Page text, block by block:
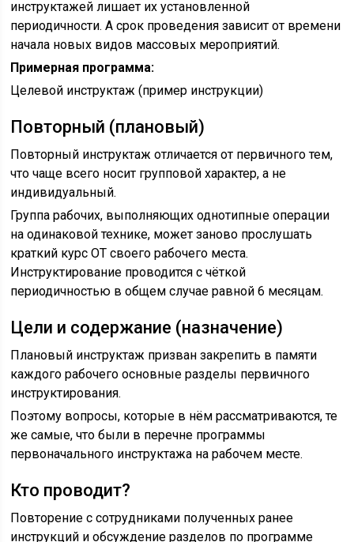
инструктажей лишает их установленной
периодичности. А срок проведения зависит от времени
начала новых видов массовых мероприятий.
Примерная программа:
Целевой инструктаж (пример инструкции)
Повторный (плановый)
Повторный инструктаж отличается от первичного тем,
что чаще всего носит групповой характер, а не
индивидуальный.
Группа рабочих, выполняющих однотипные операции
на одинаковой технике, может заново прослушать
краткий курс ОТ своего рабочего места.
Инструктирование проводится с чёткой
периодичностью в общем случае равной 6 месяцам.
Цели и содержание (назначение)
Плановый инструктаж призван закрепить в памяти
каждого рабочего основные разделы первичного
инструктирования.
Поэтому вопросы, которые в нём рассматриваются, те
же самые, что были в перечне программы
первоначального инструктажа на рабочем месте.
Кто проводит?
Повторение с сотрудниками полученных ранее
инструкций и обсуждение разделов по программе